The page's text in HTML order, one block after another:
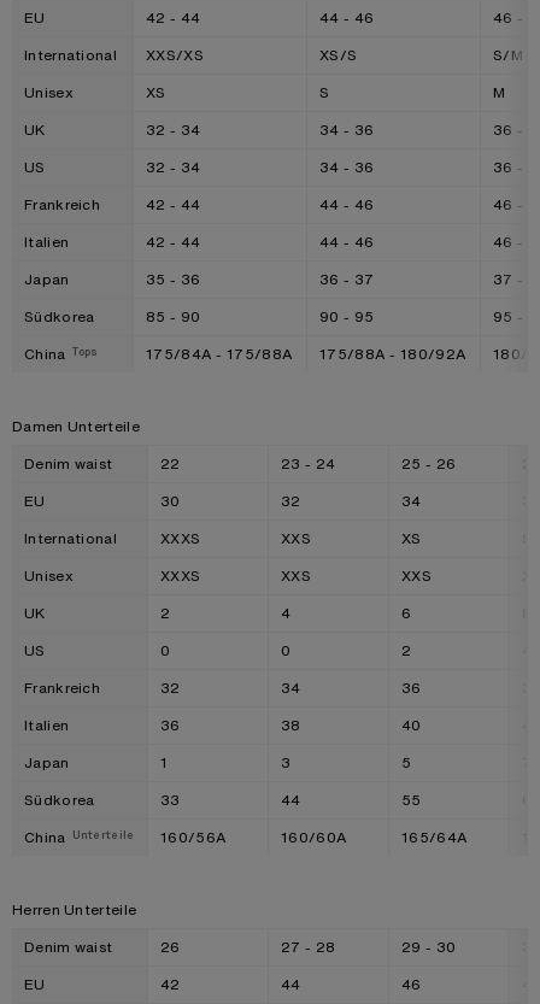
EU
42 - 44 44 - 46
46 -
International
XXS/XS XS/S
S/M
Unisex
XS S
M
UK
32 - 34 34 - 36
36 -
US
32 - 34 34 - 36
36 -
Frankreich
42 - 44 44 - 46
46 -
Italien
42 - 44 44 - 46
46 -
Japan
35 - 36 36 - 37
37 -
Südkorea
85 - 90 90 - 95
95 -
China Tops 175/84A - 175/88A 175/88A - 180/92A 180/
Damen Unterteile
Denim waist
22 23 - 24 25 - 26
EU
30 32 34
International
XXXS XXS XS
Unisex
XXXS XXS XXS
UK
2 4 6
US
0 0 2
Frankreich
32 34 36
Italien
36 38 40
Japan
1 3 5
Südkorea
33 44 55
China Unterteile 160/56A 160/60A 165/64A
Herren Unterteile
Denim waist
26 27 - 28 29 - 30
EU
42 44 46